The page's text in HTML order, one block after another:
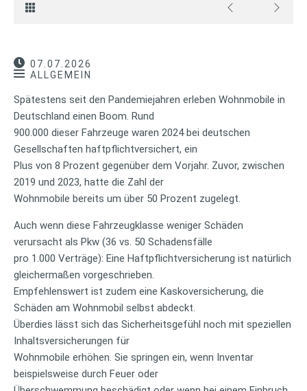
07.07.2026
ALLGEMEIN
Spätestens seit den Pandemiejahren erleben Wohnmobile in
Deutschland einen Boom. Rund
900.000 dieser Fahrzeuge waren 2024 bei deutschen
Gesellschaften haftpflichtversichert, ein
Plus von 8 Prozent gegenüber dem Vorjahr. Zuvor, zwischen
2019 und 2023, hatte die Zahl der
Wohnmobile bereits um über 50 Prozent zugelegt.
Auch wenn diese Fahrzeugklasse weniger Schäden
verursacht als Pkw (36 vs. 50 Schadensfälle
pro 1.000 Verträge): Eine Haftpflichtversicherung ist natürlich
gleichermaßen vorgeschrieben.
Empfehlenswert ist zudem eine Kaskoversicherung, die
Schäden am Wohnmobil selbst abdeckt.
Überdies lässt sich das Sicherheitsgefühl noch mit speziellen
Inhaltsversicherungen für
Wohnmobile erhöhen. Sie springen ein, wenn Inventar
beispielsweise durch Feuer oder